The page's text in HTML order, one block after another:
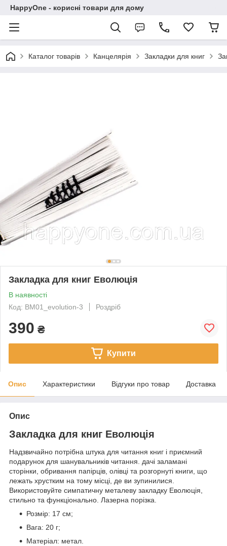
HappyOne - корисні товари для дому
Каталог товарів Канцелярія Закладки для книг
Закладка для книг Еволюція
В наявності
Код: BM01_evolution-3
Роздріб
390 ₴
Купити
Опис Характеристики Відгуки про товар Доставка
Опис
Закладка для книг Еволюція
Надзвичайно потрібна штука для читання книг і приємний
подарунок для шанувальників читання. дачі заламані
сторінки, обривання папірців, олівці та розгорнуті книги, що
лежать хрустким на тому місці, де ви зупинилися.
Використовуйте симпатичну металеву закладку Еволюція,
стильно та функціонально. Лазерна порізка.
Розмір: 17 см;
Вага: 20 г;
Матеріал: метал.